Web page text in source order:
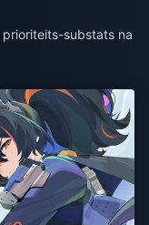
substats na